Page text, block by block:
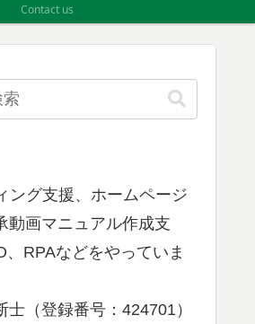
Contact us
ング支援、ホームページ
動画マニュアル作成支
、RPAなどをやっていま
士（登録番号：424701）